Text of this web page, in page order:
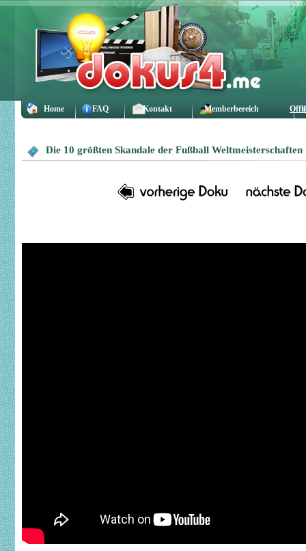
Home FAQ Kontakt Memberbereich
Die 10 größten Skandale der Fußball Weltmeisterschaften